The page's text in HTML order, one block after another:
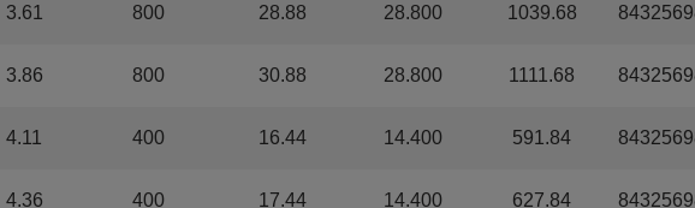
3.61 800 28.88 28.800 1039.68
3.86 800 30.88 28.800 1111.68
4.11 400 16.44 14.400 591.84
4.36 400 17.44 14.400 627.84